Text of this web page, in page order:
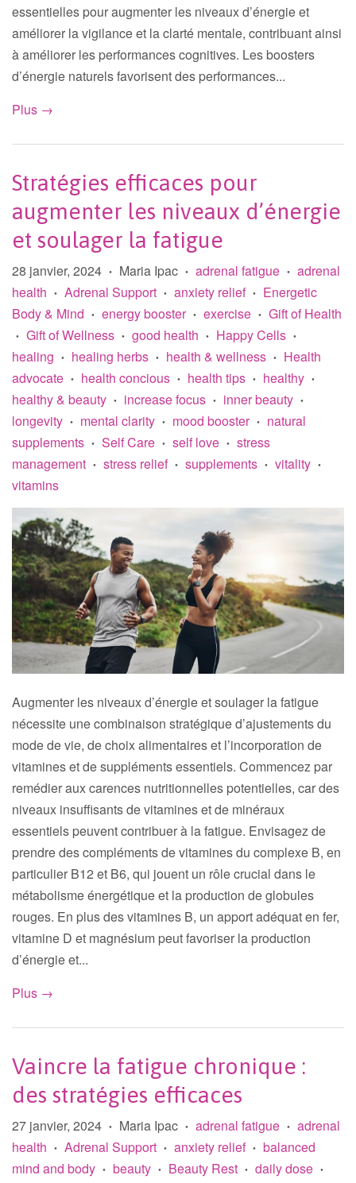
essentielles pour augmenter les niveaux d’énergie et
améliorer la vigilance et la clarté mentale, contribuant ainsi
à améliorer les performances cognitives. Les boosters
d’énergie naturels favorisent des performances...
Plus →
Stratégies efficaces pour
augmenter les niveaux d’énergie
et soulager la fatigue
28 janvier, 2024 • Maria Ipac • adrenal fatigue • adrenal
health
• Adrenal Support • anxiety relief •
Energetic
Body & Mind
• energy booster • exercise • Gift of Health
• Gift of Wellness • good health • Happy Cells •
healing • healing herbs • health & wellness •
Health
advocate • health concious • health tips • healthy •
healthy & beauty • increase focus • inner beauty •
longevity • mental clarity • mood booster •
natural
supplements • Self Care • self love • stress
management • stress relief • supplements • vitality •
vitamins
Augmenter les niveaux d’énergie et soulager la fatigue
nécessite une combinaison stratégique d’ajustements du
mode de vie, de choix alimentaires et l’incorporation de
vitamines et de suppléments essentiels. Commencez par
remédier aux carences nutritionnelles potentielles, car des
niveaux insuffisants de vitamines et de minéraux
essentiels peuvent contribuer à la fatigue. Envisagez de
prendre des compléments de vitamines du complexe B, en
particulier B12 et B6, qui jouent un rôle crucial dans le
métabolisme énergétique et la production de globules
rouges. En plus des vitamines B, un apport adéquat en fer,
vitamine D et magnésium peut favoriser la production
d’énergie et...
Plus →
Vaincre la fatigue chronique :
des stratégies efficaces
27 janvier, 2024 • Maria Ipac • adrenal fatigue • adrenal
health
• Adrenal Support • anxiety relief • balanced
mind and body • beauty • Beauty Rest • daily dose •